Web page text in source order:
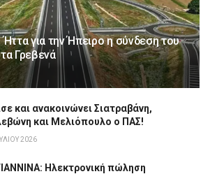
Ήττα για την Ήπειρο η σύνδεση του
Γρεβενά
και ανακοινώνει Σιατραβάνη,
και Μελιόπουλο ο ΠΑΣ!
2026
Hλεκτρονική πώληση